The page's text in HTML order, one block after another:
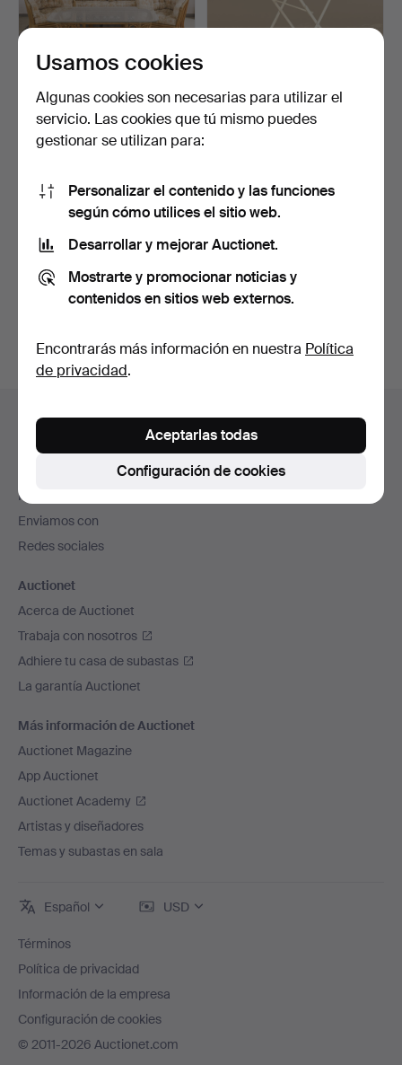
MUEBLES DE JARDÍN, 5
piezas, bambú/ratán y…
64 USD
MESA DE JARDÍN.
53 USD
Suscribir búsqueda
También puedes buscar ennuestro archivo de
subastas concluidas.
en
de
página
Ayuda y contacto
Contacta con el servicio de atención al cliente
Todas las casas de subastas
Modos de pago
Enviamos con
Redes sociales
Auctionet
Acerca de Auctionet
Trabaja con nosotros
Adhiere tu casa de subastas
La garantía Auctionet
Más información de Auctionet
Auctionet Magazine
App Auctionet
Auctionet Academy
Artistas y diseñadores
Temas y subastas en sala
Español USD
Términos
Política de privacidad
Información de la empresa
Configuración de cookies
© 2011-2026 Auctionet.com
Usamos cookies
Algunas cookies son necesarias para utilizar el
servicio. Las cookies que tú mismo puedes
gestionar se utilizan para:
Personalizar el contenido y las funciones
según cómo utilices el sitio web.
Desarrollar y mejorar Auctionet.
Mostrarte y promocionar noticias y
contenidos en sitios web externos.
Encontrarás más información en nuestra Política
de privacidad.
Configuración de cookies
Aceptarlas todas